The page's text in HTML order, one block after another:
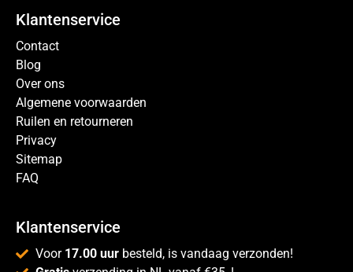
Klantenservice
Contact
Blog
Over ons
Algemene voorwaarden
Ruilen en retourneren
Privacy
Sitemap
FAQ
Klantenservice
Voor 17.00 uur besteld, is vandaag verzonden!